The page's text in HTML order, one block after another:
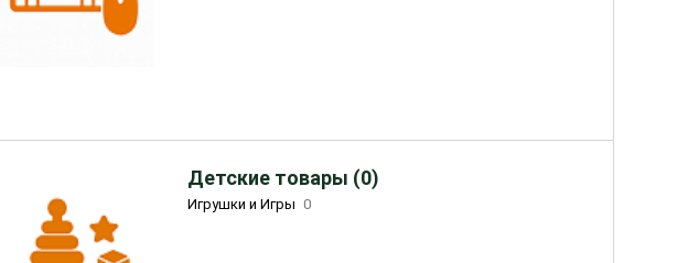
Детские товары (0)
Игрушки и Игры 0